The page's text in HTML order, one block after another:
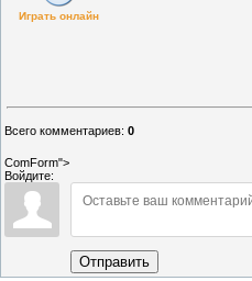
Играть онлайн
Всего комментариев: 0
ComForm">
Войдите:
Отправить